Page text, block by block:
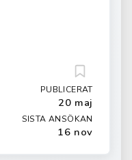
PUBLICERAT
20 maj
SISTA ANSÖKAN
16 nov